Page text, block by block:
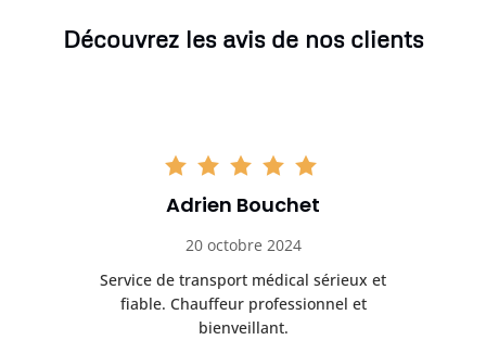
Découvrez les avis de nos clients
Adrien Bouchet
20 octobre 2024
Service de transport médical sérieux et
fiable. Chauffeur professionnel et
bienveillant.